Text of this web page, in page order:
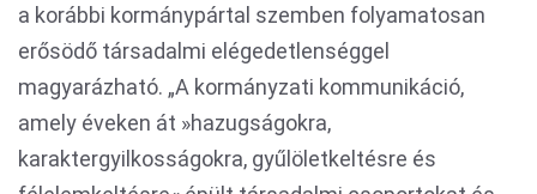
a korábbi kormánypártal szemben folyamatosan
erősödő társadalmi elégedetlenséggel
magyarázható. „A kormányzati kommunikáció,
amely éveken át »hazugságokra,
karaktergyilkosságokra, gyűlöletkeltésre és